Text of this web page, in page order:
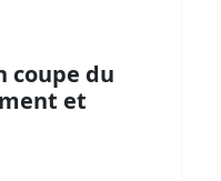
coupe du
et